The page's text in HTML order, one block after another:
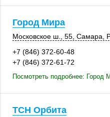
Город Мира
Московское ш., 55 Самара
+7 (846) 372-60-48
+7 (846) 372-61-72
Посмотреть подробнее: Город
ТСН Орбита